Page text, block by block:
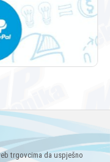
trgovcima da uspješno